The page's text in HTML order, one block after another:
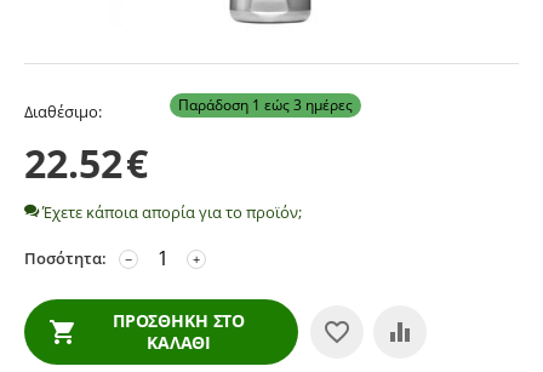
Διαθέσιμο: Παράδοση 1 εώς 3 ημέρες
22.52€
Έχετε κάποια απορία για το προϊόν;
Ποσότητα: +
−
ΠΡΟΣΘΉΚΗ ΣΤΟ
ΚΑΛΆΘΙ